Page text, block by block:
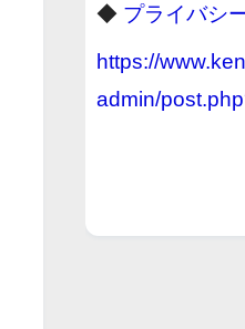
◆ プライバシ
https://
admin/